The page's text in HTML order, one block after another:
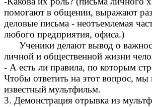
помогают в общении, выражают
деловые письма - неотъемлемая
любого предприятия, офиса.)
Ученики делают вывод о
личной и общественной жизни
- А есть ли правила, по которым
Чтобы ответить на этот вопрос,
известный мультфильм.
3. Демонстрация отрывка из